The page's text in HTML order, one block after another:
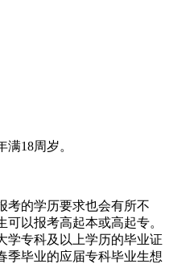
18周岁。
的学历要求也会有所不
以报考高起本或高起专。
学专科及以上学历的毕业证
季毕业的应届专科毕业生想